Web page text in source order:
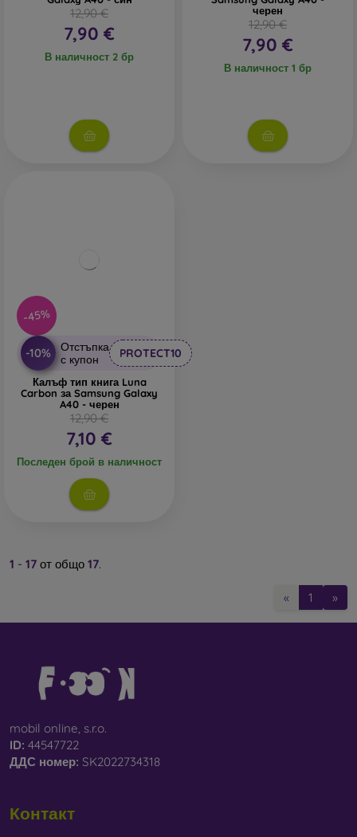
12,90 €
7,90 €
В наличност 2 бр
черен
12,90 €
7,90 €
В наличност 1 бр
-45%
-10%
Отстъпка
с купон
PROTECT10
Калъф тип книга Luna
Carbon за Samsung Galaxy
A40 - черен
12,90 €
7,10 €
Последен брой в наличност
1 - 17 от общо 17.
« 1 »
mobil online, s.r.o.
ID: 44547722
ДДС ​​номер: SK2022734318
Контакт